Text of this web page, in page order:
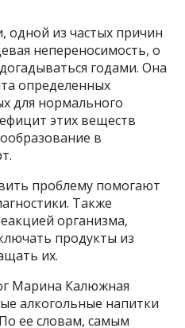
одной из частых причин
непереносимость, о
годами. Она
определенных
для нормального
этих веществ
в
проблему помогают
Также
организма,
продукты из
их.
Марина Калюжная
алкогольные напитки
ее словам, самым